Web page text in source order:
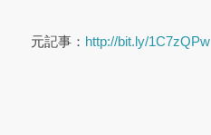
元記事： http://bit.ly/1C7zQPw